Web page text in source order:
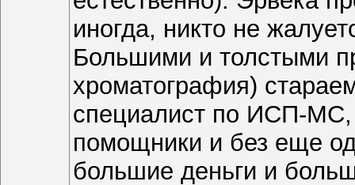
иногда, никто не
Большими и толстыми
хроматография)
специалист по ИСП-МС,
помощники и без еще
большие деньги и